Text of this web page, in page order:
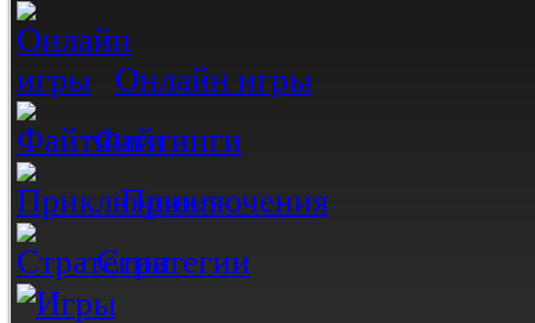
Онлайн игры
Файтинги
Приключения
Стратегии